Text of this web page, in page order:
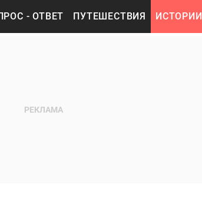
- ОТВЕТ ПУТЕШЕСТВИЯ ИСТОРИИ